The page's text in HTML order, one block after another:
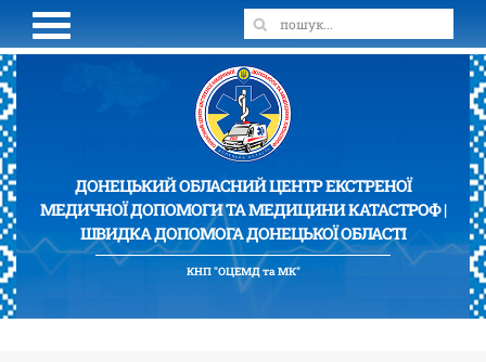
ДОНЕЦЬКИЙ ОБЛАСНИЙ ЦЕНТР ЕКСТРЕНОЇ
МЕДИЧНОЇ ДОПОМОГИ ТА МЕДИЦИНИ КАТАСТРОФ |
ШВИДКА ДОПОМОГА ДОНЕЦЬКОЇ ОБЛАСТІ
КНП "ОЦЕМД та МК"